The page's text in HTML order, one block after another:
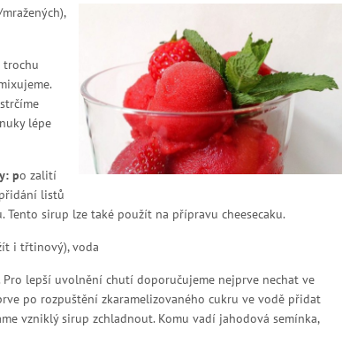
trochu
lépe
po zalití
listů
sirup lze také použít na přípravu cheesecaku.
i třtinový), voda
lepší uvolnění chutí doporučujeme nejprve nechat ve
po rozpuštění zkaramelizovaného cukru ve vodě přidat
vzniklý sirup zchladnout. Komu vadí jahodová semínka,